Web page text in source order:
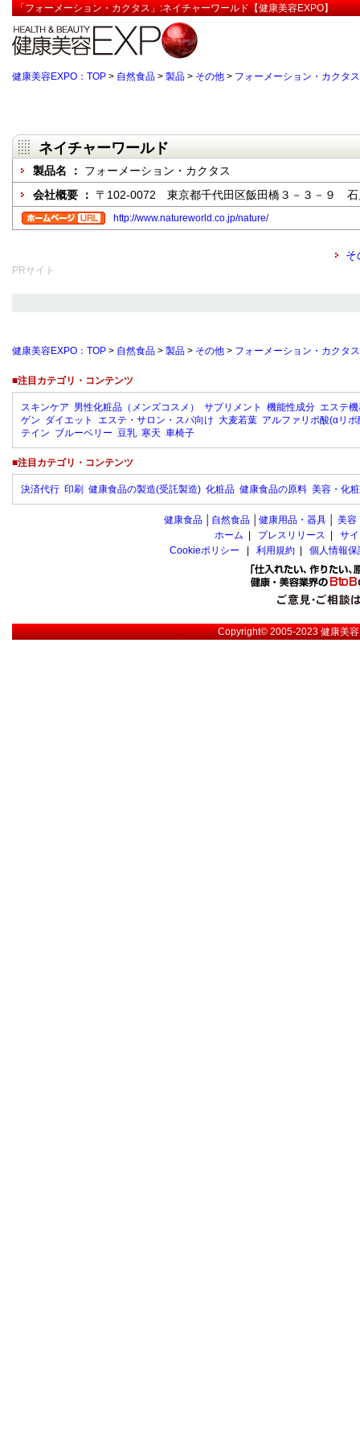
「フォーメーション・カクタス」:ネイチャーワールド【健康美容EXPO】
健康美容EXPO：TOP > 自然食品 > 製品 > その他 > フォーメーション・カクタス
ネイチャーワールド
製品名 ： フォーメーション・カクタス
会社概要 ： 〒102-0072 東京都千代田区飯田橋３－３－９ 石
http://www.natureworld.co.jp/nature/
そ
PRサイト
健康美容EXPO：TOP > 自然食品 > 製品 > その他 > フォーメーション・カクタス
■注目カテゴリ・コンテンツ
スキンケア 男性化粧品（メンズコスメ） サプリメント 機能性成分 エステ
ゲン ダイエット エステ・サロン・スパ向け 大麦若葉 アルファリポ酸(αリポ
テイン ブルーベリー 豆乳 寒天 車椅子
■注目カテゴリ・コンテンツ
決済代行 印刷 健康食品の製造(受託製造) 化粧品 健康食品の原料 美容・化
健康食品 自然食品 健康用品・器具 美容
ホーム
プレスリリース
サ
Cookieポリシー
利用規約 個人情報
Copyright© 2005-2023健康美